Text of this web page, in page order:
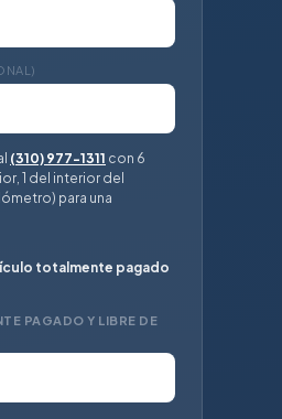
(310) 977-1311 con 6
1 del interior del
para una
totalmente pagado
PAGADO Y LIBRE DE